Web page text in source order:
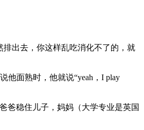
出去，你这样乱吃消化不了的，就
他面熟时，他就说“yeah，I play
爸稳住儿子，妈妈（大学专业是英国